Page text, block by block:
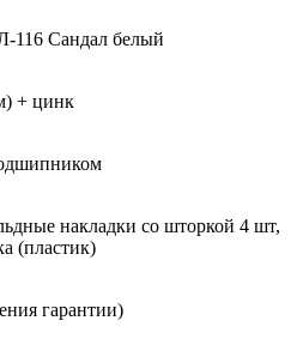
Сандал белый
+ цинк
накладки со шторкой 4 шт,
(пластик)
гарантии)